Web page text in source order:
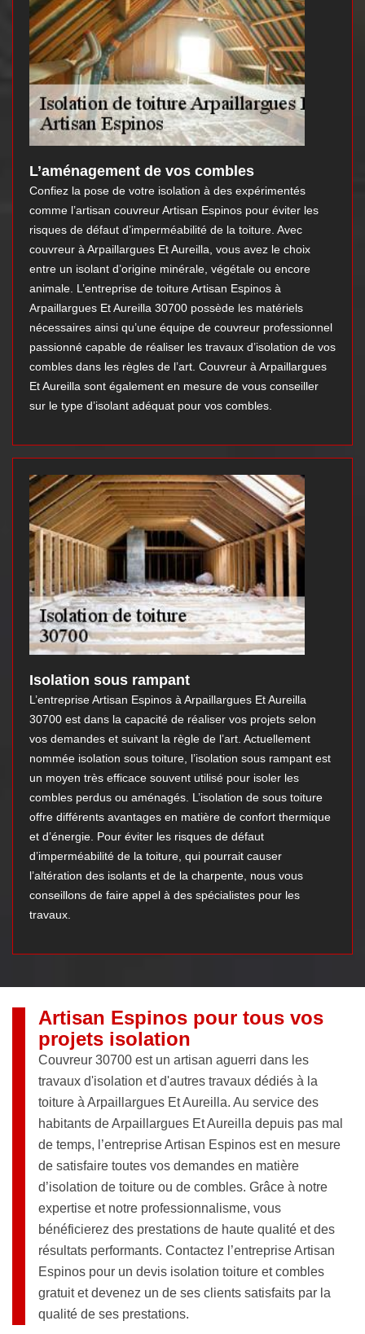
L’aménagement de vos combles
Confiez la pose de votre isolation à des expérimentés
comme l’artisan couvreur Artisan Espinos pour éviter les
risques de défaut d’imperméabilité de la toiture. Avec
couvreur à Arpaillargues Et Aureilla, vous avez le choix
entre un isolant d’origine minérale, végétale ou encore
animale. L’entreprise de toiture Artisan Espinos à
Arpaillargues Et Aureilla 30700 possède les matériels
nécessaires ainsi qu’une équipe de couvreur professionnel
passionné capable de réaliser les travaux d’isolation de vos
combles dans les règles de l’art. Couvreur à Arpaillargues
Et Aureilla sont également en mesure de vous conseiller
sur le type d’isolant adéquat pour vos combles.
Isolation sous rampant
L’entreprise Artisan Espinos à Arpaillargues Et Aureilla
30700 est dans la capacité de réaliser vos projets selon
vos demandes et suivant la règle de l’art. Actuellement
nommée isolation sous toiture, l’isolation sous rampant est
un moyen très efficace souvent utilisé pour isoler les
combles perdus ou aménagés. L’isolation de sous toiture
offre différents avantages en matière de confort thermique
et d’énergie. Pour éviter les risques de défaut
d’imperméabilité de la toiture, qui pourrait causer
l’altération des isolants et de la charpente, nous vous
conseillons de faire appel à des spécialistes pour les
travaux.
Artisan Espinos pour tous vos
projets isolation
Couvreur 30700 est un artisan aguerri dans les
travaux d'isolation et d'autres travaux dédiés à la
toiture à Arpaillargues Et Aureilla. Au service des
habitants de Arpaillargues Et Aureilla depuis pas mal
de temps, l’entreprise Artisan Espinos est en mesure
de satisfaire toutes vos demandes en matière
d’isolation de toiture ou de combles. Grâce à notre
expertise et notre professionnalisme, vous
bénéficierez des prestations de haute qualité et des
résultats performants. Contactez l’entreprise Artisan
Espinos pour un devis isolation toiture et combles
gratuit et devenez un de ses clients satisfaits par la
qualité de ses prestations.